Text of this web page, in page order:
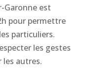
Garonne est
pour permettre
particuliers.
les gestes
les autres.